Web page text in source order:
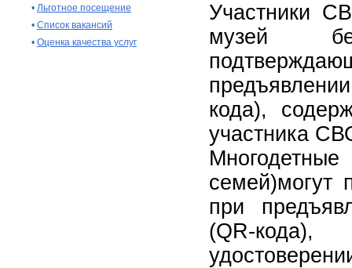
• Льготное посещение
• Список вакансий
• Оценка качества услуг
Участники
музей
кода),
участника
семей)могут
при
(QR-